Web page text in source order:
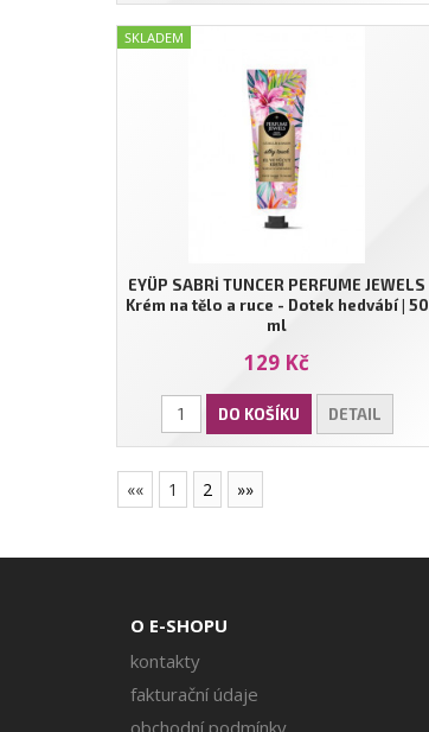
EYÜP SABRİ TUNCER PERFUME JEWELS
Krém na tělo a ruce - Dotek hedvábí | 50
ml
129 Kč
DO KOŠÍKU DETAIL
SKLADEM
«« 1 2 »»
O E-SHOPU
kontakty
fakturační údaje
obchodní podmínky